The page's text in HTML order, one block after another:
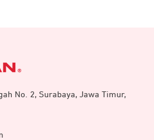
No. 2, Surabaya, Jawa Timur,